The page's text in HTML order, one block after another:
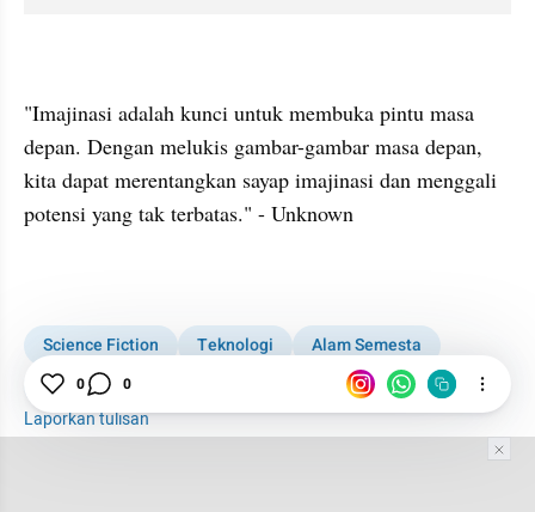
"Imajinasi adalah kunci untuk membuka pintu masa
depan. Dengan melukis gambar-gambar masa depan,
kita dapat merentangkan sayap imajinasi dan menggali
potensi yang tak terbatas." - Unknown
Science Fiction Teknologi
Alam Semesta
Fiksi
Metode Ilmiah
Laporkan tulisan
0 0